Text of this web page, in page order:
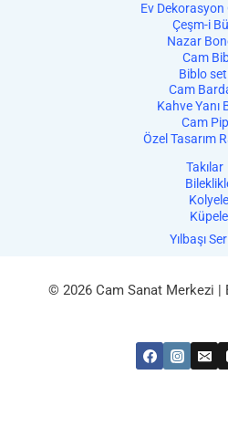
Ev Dekorasyon
Çeşm-i
Nazar
Cam
Biblo
Cam
Kahve Yanı
Cam
Özel Tasarım
Takılar
Yılbaşı
© 2026 Cam Sanat Merkezi |